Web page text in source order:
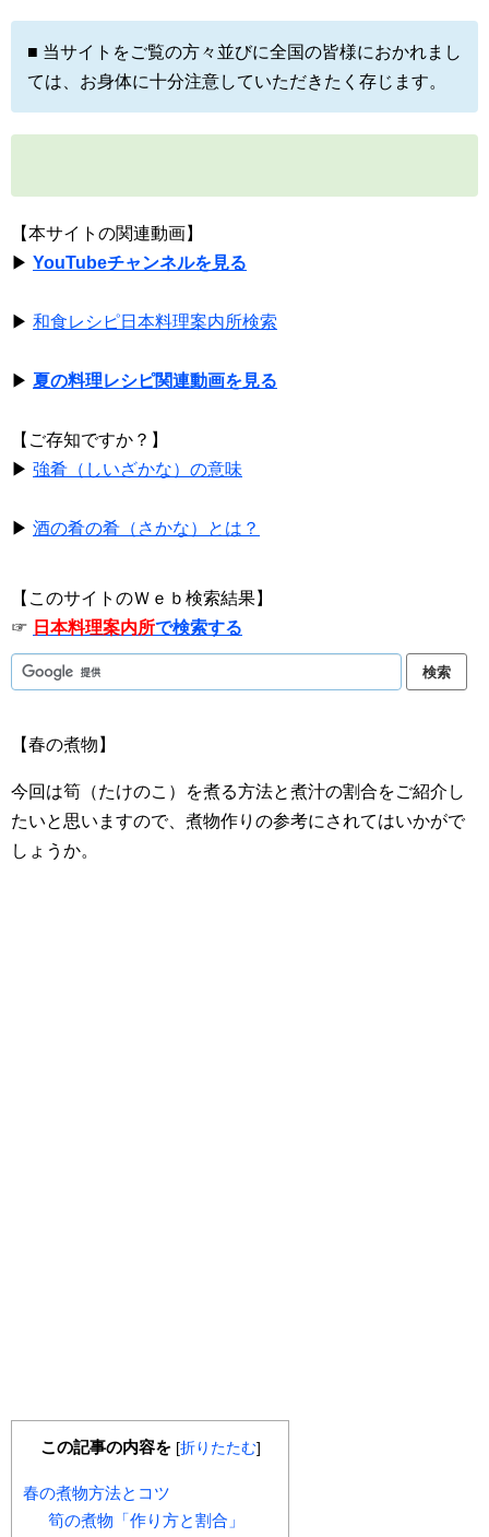
■ 当サイトをご覧の方々並びに全国の皆様におかれまし
ては、お身体に十分注意していただきたく存じます。
【本サイトの関連動画】
▶ YouTubeチャンネルを見る
▶ 和食レシピ日本料理案内所検索
▶ 夏の料理レシピ関連動画を見る
【ご存知ですか？】
▶ 強肴（しいざかな）の意味
▶ 酒の肴の肴（さかな）とは？
【このサイトのＷｅｂ検索結果】
☞ 日本料理案内所で検索する
【春の煮物】
今回は筍（たけのこ）を煮る方法と煮汁の割合をご紹介し
たいと思いますので、煮物作りの参考にされてはいかがで
しょうか。
この記事の内容を [折りたたむ]
春の煮物方法とコツ
筍の煮物「作り方と割合」